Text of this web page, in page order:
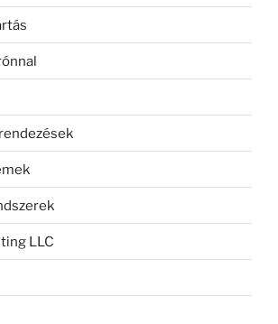
LLC